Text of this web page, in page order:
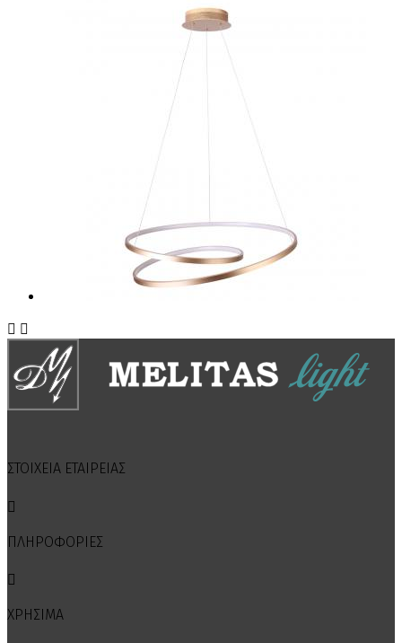
 
ΣΤΟΙΧΕΙΑ ΕΤΑΙΡΕΙΑΣ

ΠΛΗΡΟΦΟΡΙΕΣ

ΧΡΗΣΙΜΑ